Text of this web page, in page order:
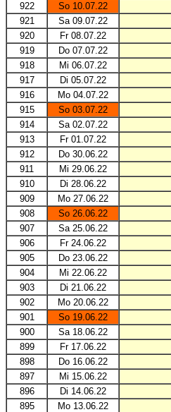
922
So 10.07.22
921
Sa 09.07.22
920
Fr 08.07.22
919
Do 07.07.22
918
Mi 06.07.22
917
Di 05.07.22
916
Mo 04.07.22
915
So 03.07.22
914
Sa 02.07.22
913
Fr 01.07.22
912
Do 30.06.22
911
Mi 29.06.22
910
Di 28.06.22
909
Mo 27.06.22
908
So 26.06.22
907
Sa 25.06.22
906
Fr 24.06.22
905
Do 23.06.22
904
Mi 22.06.22
903
Di 21.06.22
902
Mo 20.06.22
901
So 19.06.22
900
Sa 18.06.22
899
Fr 17.06.22
898
Do 16.06.22
897
Mi 15.06.22
896
Di 14.06.22
895
Mo 13.06.22